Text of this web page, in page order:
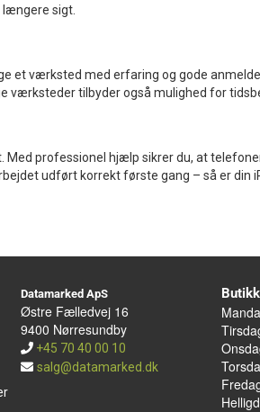
sigt.
et værksted med erfaring og gode
tilbyder også mulighed for
professionel hjælp sikrer du, at
udført korrekt første gang – så er din
Datamarked ApS
Østre Fælledvej 16
9400 Nørresundby
+45 70 40 00 10
salg@datamarked.dk